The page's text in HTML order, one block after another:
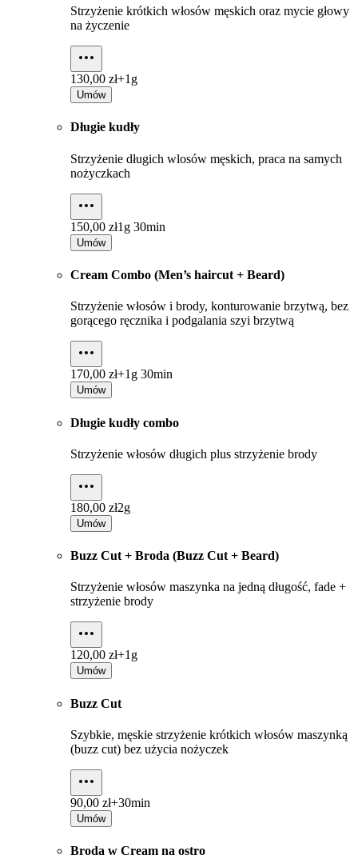
Strzyżenie krótkich włosów męskich oraz mycie głowy
na życzenie
130,00 zł+1g
Umów
Długie kudły
Strzyżenie długich wlosów męskich, praca na samych
nożyczkach
150,00 zł1g 30min
Umów
Cream Combo (Men’s haircut + Beard)
Strzyżenie włosów i brody, konturowanie brzytwą, bez
gorącego ręcznika i podgalania szyi brzytwą
170,00 zł+1g 30min
Umów
Długie kudły combo
Strzyżenie włosów długich plus strzyżenie brody
180,00 zł2g
Umów
Buzz Cut + Broda (Buzz Cut + Beard)
Strzyżenie włosów maszynka na jedną długość, fade +
strzyżenie brody
120,00 zł+1g
Umów
Buzz Cut
Szybkie, męskie strzyżenie krótkich włosów maszynką
(buzz cut) bez użycia nożyczek
90,00 zł+30min
Umów
Broda w Cream na ostro